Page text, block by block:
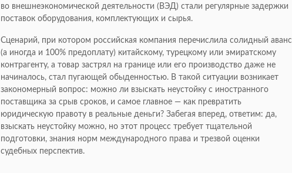
во внешнеэкономической деятельности (ВЭД) стали регулярные задержки
поставок оборудования, комплектующих и сырья.
Сценарий, при котором российская компания перечислила солидный аванс
(а иногда и 100% предоплату) китайскому, турецкому или эмиратскому
контрагенту, а товар застрял на границе или его производство даже не
начиналось, стал пугающей обыденностью. В такой ситуации возникает
закономерный вопрос: можно ли взыскать неустойку с иностранного
поставщика за срыв сроков, и самое главное — как превратить
юридическую правоту в реальные деньги? Забегая вперед, ответим: да,
взыскать неустойку можно, но этот процесс требует тщательной
подготовки, знания норм международного права и трезвой оценки
судебных перспектив.